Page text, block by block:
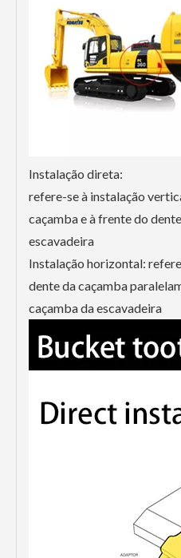
Instalação direta:
refere-se à instalação
caçamba e à frente do
escavadeira
Instalação horizontal:
dente da caçamba
caçamba da escavadeira